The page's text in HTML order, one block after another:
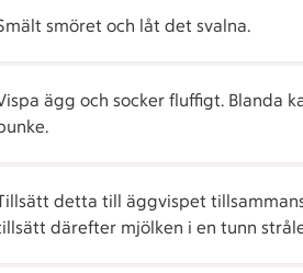
smöret och låt det svalna.
ägg och socker fluffigt. Blanda
detta till äggvispet
därefter mjölken i en tunn